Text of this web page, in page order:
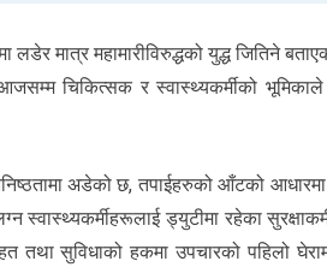
मात्र महामारीविरुद्धको युद्ध जितिने
चिकित्सक र स्वास्थ्यकर्मीको भूमिकाले
अडेको छ, तपाईहरुको आँटको
ड्युटीमा रहेका
सुविधाको हकमा उपचारको पहिलो